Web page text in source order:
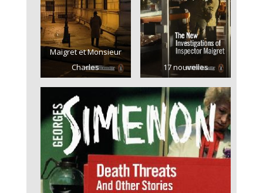
Maigret et Monsieur
Charles
17 nouvelles